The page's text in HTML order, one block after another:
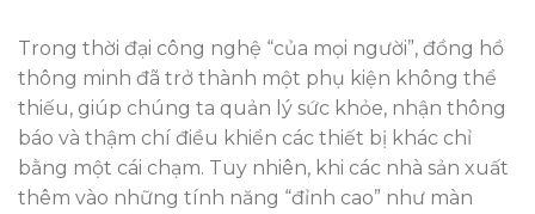
Trong thời đại công nghệ “của mọi người”, đồng hồ
thông minh đã trở thành một phụ kiện không thể
thiếu, giúp chúng ta quản lý sức khỏe, nhận thông
báo và thậm chí điều khiển các thiết bị khác chỉ
bằng một cái chạm. Tuy nhiên, khi các nhà sản xuất
thêm vào những tính năng “đỉnh cao” như màn